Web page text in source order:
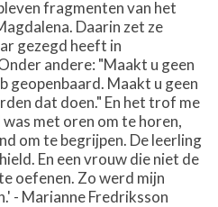
fragmenten van het
Daarin zet ze
gezegd heeft in
andere: "Maakt u geen
geopenbaard. Maakt u geen
dat doen." En het trof me
met oren om te horen,
om te begrijpen. De leerling
En een vrouw die niet de
oefenen. Zo werd mijn
- Marianne Fredriksson